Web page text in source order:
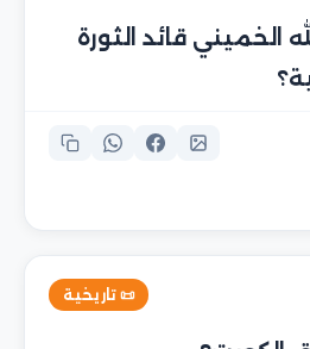
الخميني قائد الثورة
📜 تاريخية